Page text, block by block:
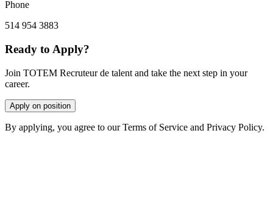
Phone
514 954 3883
Ready to Apply?
Join TOTEM Recruteur de talent and take the next step in your
career.
Apply on position
By applying, you agree to our Terms of Service and Privacy Policy.